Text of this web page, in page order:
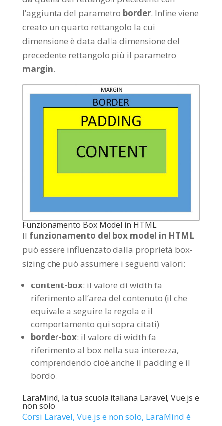
l’aggiunta del parametro border. Infine viene
creato un quarto rettangolo la cui
dimensione è data dalla dimensione del
precedente rettangolo più il parametro
margin.
Funzionamento Box Model in HTML
Il funzionamento del box model in HTML
può essere influenzato dalla proprietà box-
sizing che può assumere i seguenti valori:
content-box: il valore di width fa
riferimento all’area del contenuto (il che
equivale a seguire la regola e il
comportamento qui sopra citati)
border-box: il valore di width fa
riferimento al box nella sua interezza,
comprendendo cioè anche il padding e il
bordo.
LaraMind, la tua scuola italiana Laravel, Vue.js e
non solo
Corsi Laravel, Vue.js e non solo, LaraMind è